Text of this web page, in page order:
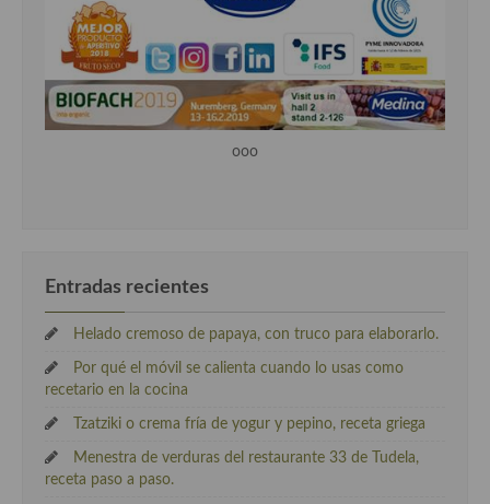
ooo
Entradas recientes
Helado cremoso de papaya, con truco para elaborarlo.
Por qué el móvil se calienta cuando lo usas como
recetario en la cocina
Tzatziki o crema fría de yogur y pepino, receta griega
Menestra de verduras del restaurante 33 de Tudela,
receta paso a paso.